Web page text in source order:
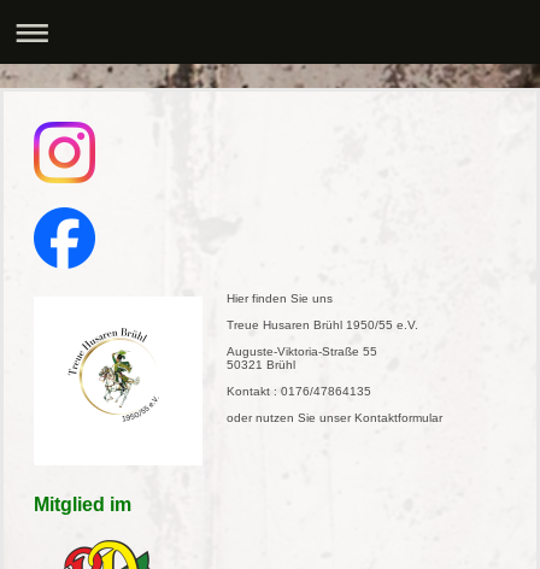
Hier finden Sie uns
Treue Husaren Brühl 1950/55 e.V.
Auguste-Viktoria-Straße 55
50321 Brühl
Kontakt : 0176/47864135
oder nutzen Sie unser Kontaktformular
Mitglied im